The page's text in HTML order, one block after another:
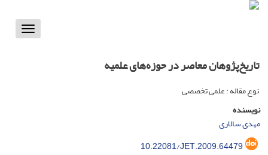
Toggle
تاریخ‌پژوهان معاصر در حوزه‌های علمیه
نوع مقاله : علمی تخصصی
نویسنده
مهدی سالاری
10.22081/JET.2009.64479